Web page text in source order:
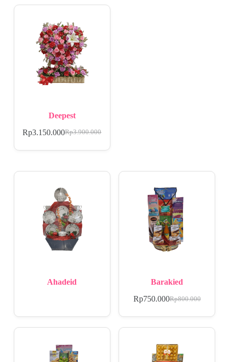
Deepest
Rp3.900.000
Rp3.150.000
Ahadeid Barakied
Rp800.000
Rp750.000